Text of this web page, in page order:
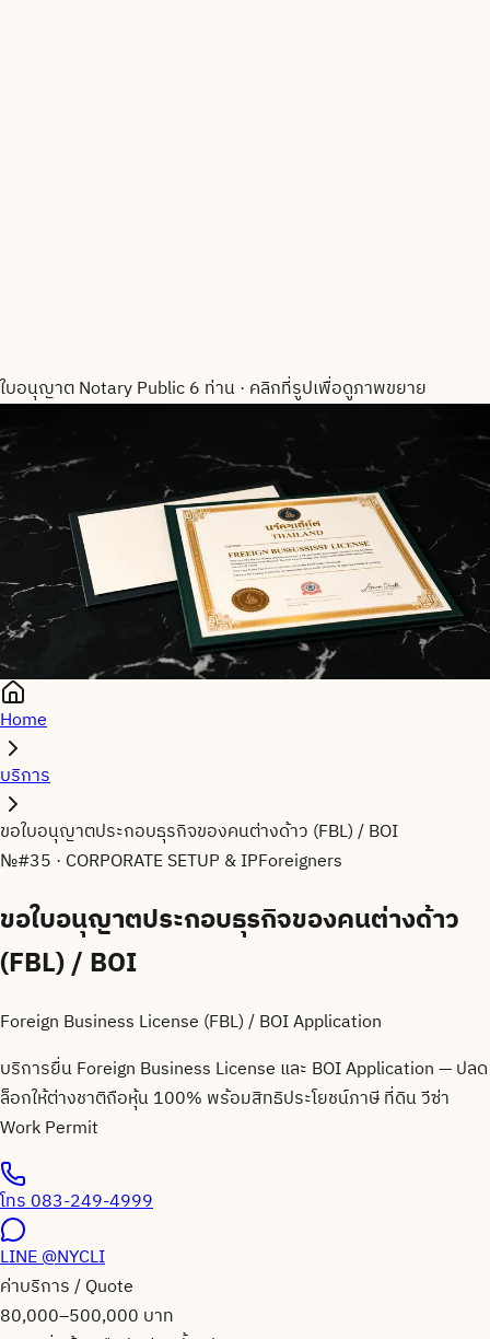
ใบอนุญาต Notary Public 6 ท่าน· คลิกที่รูปเพื่อดูภาพขยาย
Home
บริการ
ขอใบอนุญาตประกอบธุรกิจของคนต่างด้าว (FBL) / BOI
№#35 · CORPORATE SETUP & IPForeigners
ขอใบอนุญาตประกอบธุรกิจของคนต่างด้าว
(FBL) / BOI
Foreign Business License (FBL) / BOI Application
บริการยื่น Foreign Business License และ BOI Application — ปลด
ล็อกให้ต่างชาติถือหุ้น 100% พร้อมสิทธิประโยชน์ภาษี ที่ดิน วีซ่า
Work Permit
โทร083-249-4999
LINE@NYCLI
ค่าบริการ / Quote
80,000–500,000 บาท